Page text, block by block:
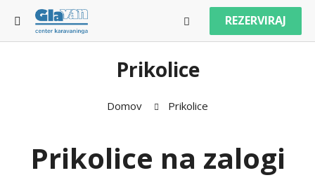
REZERVIRAJ
Prikolice
Domov Prikolice
Prikolice na zalogi